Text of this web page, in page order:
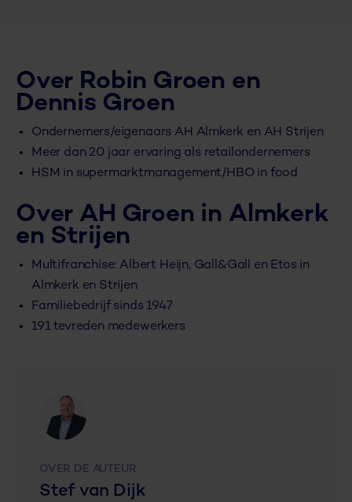
Over Robin Groen en
Dennis Groen
Ondernemers/eigenaars AH Almkerk en AH Strijen
Meer dan 20 jaar ervaring als retailondernemers
HSM in supermarktmanagement/HBO in food
Over AH Groen in Almkerk
en Strijen
Multifranchise: Albert Heijn, Gall&Gall en Etos in
Almkerk en Strijen
Familiebedrijf sinds 1947
191 tevreden medewerkers
OVER DE AUTEUR
Stef van Dijk